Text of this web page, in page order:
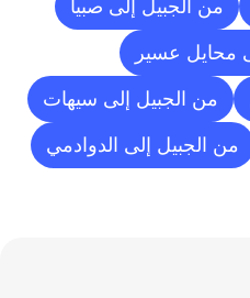
من الجبيل إلى صبيا
محايل عسير
من الجبيل إلى سيهات
من الجبيل إلى الدوادمي